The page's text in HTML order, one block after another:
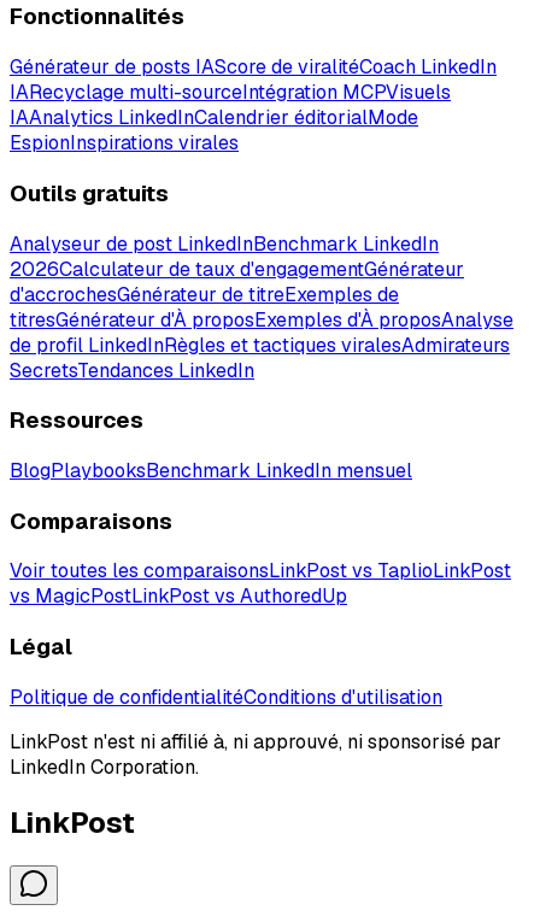
Fonctionnalités
Générateur de posts IAScore de viralitéCoach LinkedIn
IARecyclage multi-sourceIntégration MCPVisuels
IAAnalytics LinkedInCalendrier éditorialMode
EspionInspirations virales
Outils gratuits
Analyseur de post LinkedInBenchmark LinkedIn
2026Calculateur de taux d'engagementGénérateur
d'accrochesGénérateur de titreExemples de
titresGénérateur d'À proposExemples d'À proposAnalyse
de profil LinkedInRègles et tactiques viralesAdmirateurs
SecretsTendances LinkedIn
Ressources
BlogPlaybooksBenchmark LinkedIn mensuel
Comparaisons
Voir toutes les comparaisonsLinkPost vs TaplioLinkPost
vs MagicPostLinkPost vs AuthoredUp
Légal
Politique de confidentialitéConditions d'utilisation
LinkPost n'est ni affilié à, ni approuvé, ni sponsorisé par
LinkedIn Corporation.
LinkPost